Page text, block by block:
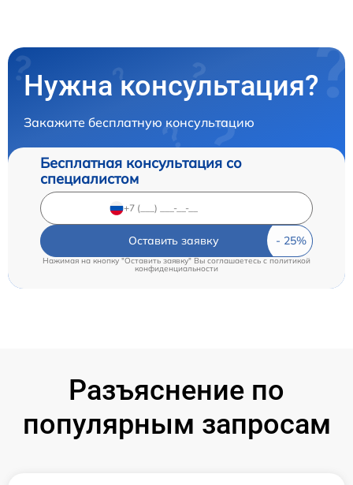
Нужна консультация?
Закажите бесплатную консультацию
Бесплатная консультация со
специалистом
Оставить заявку
Нажимая на кнопку "Оставить заявку" Вы соглашаетесь cполитикой
конфиденциальности
Разъяснение по
популярным запросам